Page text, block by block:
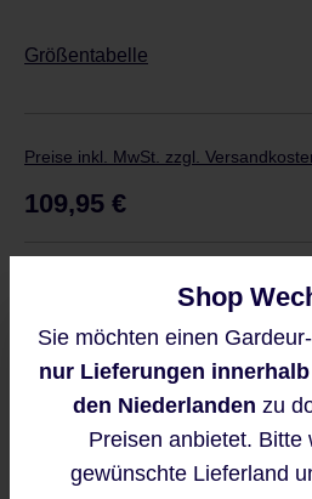
Größentabelle
Preise inkl. MwSt. zzgl.
Regulärer Preis:
109,95 €
benachrichtigen Sie gern per E-
Shop
Sie möchten einen
nur Lieferungen
den Niederlanden zu
Preisen anbietet. Bitte
gewünschte Lieferland
Diese Website
um eine bestmögliche
bieten zu können.